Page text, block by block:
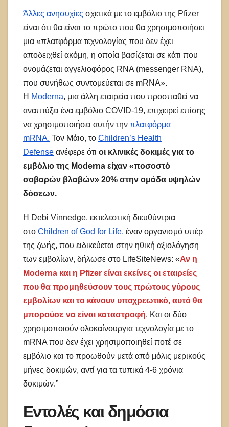
Άλλες ανησυχίες σχετικά με το εμβόλιο της Pfizer
είναι ότι θα είναι το πρώτο που θα χρησιμοποιήσει
μια «πλατφόρμα τεχνολογίας που δεν έχει
αποδειχθεί ακόμη, η οποία βασίζεται σε κάτι που
ονομάζεται αγγελιοφόρος RNA (messenger RNA),
που συνήθως συντομεύεται σε mRNA».
Η Moderna, μια άλλη εταιρεία που προσπαθεί να
αναπτύξει ένα εμβόλιο COVID-19, επιχειρεί επίσης
να χρησιμοποιήσει αυτήν την πλατφόρμα
mRNA. Τον Μάιο, το Children’s Health
Defense ανέφερε ότι οι κλινικές δοκιμές για το
εμβόλιο της Moderna είχαν «ποσοστό
σοβαρών βλαβών» 20% στην ομάδα υψηλών
δόσεων.
Η Debi Vinnedge, εκτελεστική διευθύντρια
στο Children of God for Life, έναν οργανισμό υπέρ
της ζωής, που ειδικεύεται στην ηθική αξιολόγηση
των εμβολίων, δήλωσε στο LifeSiteNews: «Αν η
Moderna και η Pfizer είναι εκείνες οι εταιρείες
που θα προμηθεύσουν τους πρώτους γύρους
εμβολίων και το κάνουν υποχρεωτικό, αυτό θα
μπορούσε να είναι καταστροφή. Και οι δύο
χρησιμοποιούν ολοκαίνουργια τεχνολογία με το
mRNA που δεν έχει χρησιμοποιηθεί ποτέ σε
εμβόλιο και το προωθούν μετά από μόλις μερικούς
μήνες δοκιμών, αντί για τα τυπικά 4-6 χρόνια
δοκιμών.”
Εντολές και δημόσια